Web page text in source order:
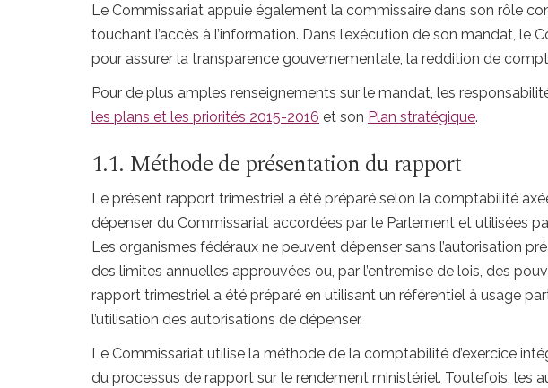
Le Commissariat appuie également la commissaire dans son rôle
touchant l’accès à l’information. Dans l’exécution de son mandat,
pour assurer la transparence gouvernementale, la reddition de
Pour de plus amples renseignements sur le mandat, les
les plans et les priorités 2015-2016 et son Plan stratégique.
1.1. Méthode de présentation du rapport
Le présent rapport trimestriel a été préparé selon la comptabilité
dépenser du Commissariat accordées par le Parlement et utilisées
Les organismes fédéraux ne peuvent dépenser sans l’autorisation
des limites annuelles approuvées ou, par l’entremise de lois, des
rapport trimestriel a été préparé en utilisant un référentiel à usage
l’utilisation des autorisations de dépenser.
Le Commissariat utilise la méthode de la comptabilité d’exercice
du processus de rapport sur le rendement ministériel. Toutefois,